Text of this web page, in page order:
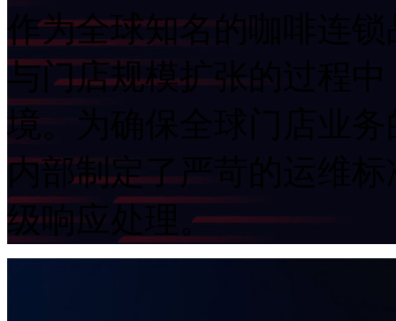
作为全球知名的咖啡连锁
与门店规模扩张的过程中
境。为确保全球门店业务
内部制定了严苛的运维标
级响应处理。